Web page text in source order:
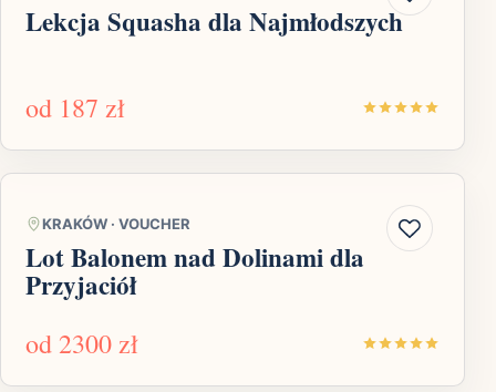
Lekcja Squasha dla Najmłodszych
od 187 zł
KRAKÓW · VOUCHER
Lot Balonem nad Dolinami dla
Przyjaciół
od 2300 zł